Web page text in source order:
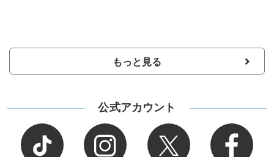
もっと見る
公式アカウント